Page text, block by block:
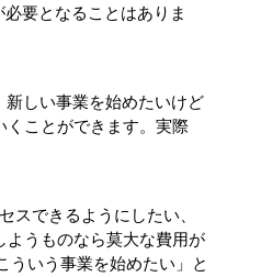
要となることはありま
新しい事業を始めたいけど
くことができます。実際
スできるようにしたい、
ようものなら莫大な費用が
ういう事業を始めたい」と